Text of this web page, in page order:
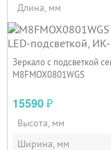
Длина, мм
Зеркало с подсветкой
M8FMOX0801WGS
15590₽
Высота, мм
Ширина, мм